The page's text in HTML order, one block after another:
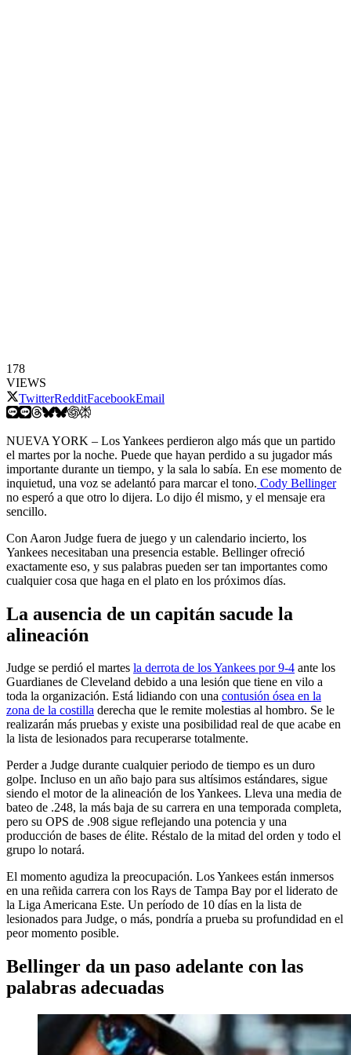
178
VIEWS
TwitterRedditFacebookEmail
NUEVA YORK – Los Yankees perdieron algo más que un partido
el martes por la noche. Puede que hayan perdido a su jugador más
importante durante un tiempo, y la sala lo sabía. En ese momento de
inquietud, una voz se adelantó para marcar el tono. Cody Bellinger
no esperó a que otro lo dijera. Lo dijo él mismo, y el mensaje era
sencillo.
Con Aaron Judge fuera de juego y un calendario incierto, los
Yankees necesitaban una presencia estable. Bellinger ofreció
exactamente eso, y sus palabras pueden ser tan importantes como
cualquier cosa que haga en el plato en los próximos días.
La ausencia de un capitán sacude la
alineación
Judge se perdió el martes la derrota de los Yankees por 9-4 ante los
Guardianes de Cleveland debido a una lesión que tiene en vilo a
toda la organización. Está lidiando con una contusión ósea en la
zona de la costilla derecha que le remite molestias al hombro. Se le
realizarán más pruebas y existe una posibilidad real de que acabe en
la lista de lesionados para recuperarse totalmente.
Perder a Judge durante cualquier periodo de tiempo es un duro
golpe. Incluso en un año bajo para sus altísimos estándares, sigue
siendo el motor de la alineación de los Yankees. Lleva una media de
bateo de .248, la más baja de su carrera en una temporada completa,
pero su OPS de .908 sigue reflejando una potencia y una
producción de bases de élite. Réstalo de la mitad del orden y todo el
grupo lo notará.
El momento agudiza la preocupación. Los Yankees están inmersos
en una reñida carrera con los Rays de Tampa Bay por el liderato de
la Liga Americana Este. Un período de 10 días en la lista de
lesionados para Judge, o más, pondría a prueba su profundidad en el
peor momento posible.
Bellinger da un paso adelante con las
palabras adecuadas